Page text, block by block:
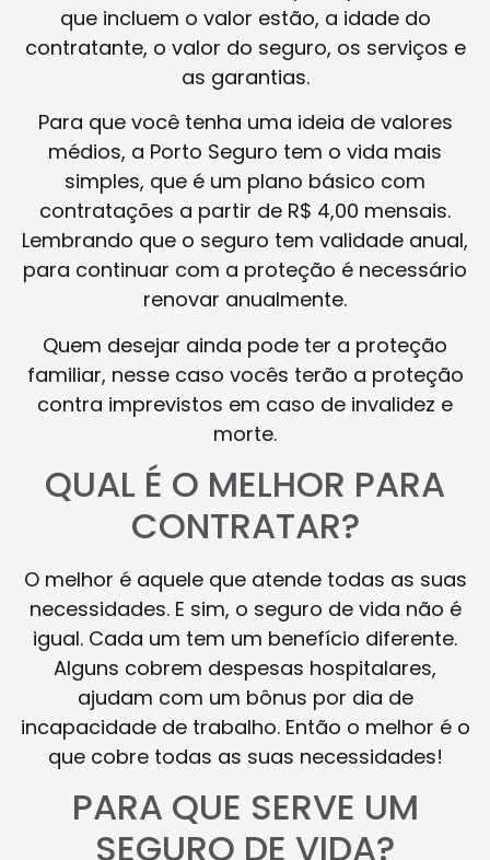
que incluem o valor estão, a idade do
contratante, o valor do seguro, os serviços e
as garantias.
Para que você tenha uma ideia de valores
médios, a Porto Seguro tem o vida mais
simples, que é um plano básico com
contratações a partir de R$ 4,00 mensais.
Lembrando que o seguro tem validade anual,
para continuar com a proteção é necessário
renovar anualmente.
Quem desejar ainda pode ter a proteção
familiar, nesse caso vocês terão a proteção
contra imprevistos em caso de invalidez e
morte.
QUAL É O MELHOR PARA
CONTRATAR?
O melhor é aquele que atende todas as suas
necessidades. E sim, o seguro de vida não é
igual. Cada um tem um benefício diferente.
Alguns cobrem despesas hospitalares,
ajudam com um bônus por dia de
incapacidade de trabalho. Então o melhor é o
que cobre todas as suas necessidades!
PARA QUE SERVE UM
SEGURO DE VIDA?